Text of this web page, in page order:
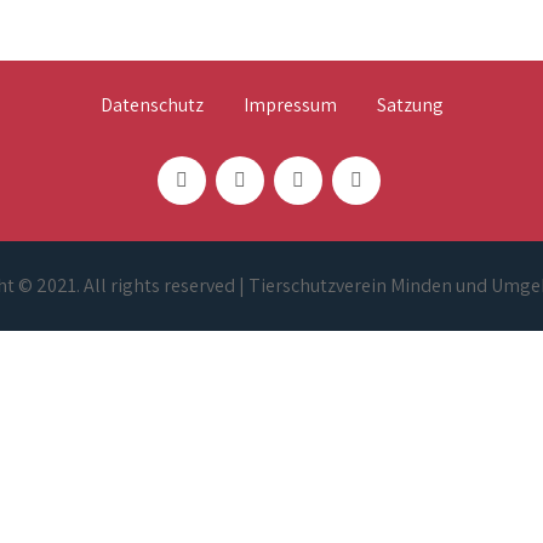
Datenschutz Impressum Satzung
© 2021. All rights reserved | Tierschutzverein Minden und